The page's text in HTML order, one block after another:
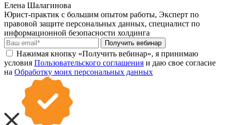
Елена Шалагинова
Юрист-практик с большим опытом работы, Эксперт по
правовой защите персональных данных, специалист по
информационной безопасности холдинга
Получить вебинар
Нажимая кнопку «Получить вебинар», я принимаю
условия Пользовательского соглашения и даю свое согласие
на Обработку моих персональных данных